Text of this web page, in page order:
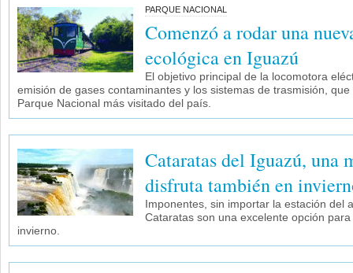
PARQUE NACIONAL
Comenzó a rodar una
ecológica en Iguazú
El objetivo principal de la locomotora
emisión de gases contaminantes y los sistemas de trasmisión,
Parque Nacional más visitado del país.
Cataratas del Iguazú, una
disfruta también en
Imponentes, sin importar la estación del
Cataratas son una excelente opción
invierno.